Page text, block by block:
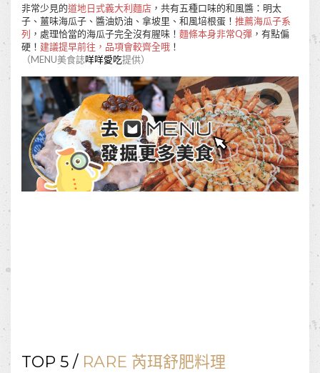
非常少見的道地日式義大利麵店 ，共有五種口味的和風醬：明太
子、薑味海瓜子、醬油奶油、拿坡里、和風培根蛋！ 推薦海瓜子系
列 ，處理恰當的海瓜子完全沒有腥味！ 麵條本身非常Q彈 ，有點偏
硬！ 建議提早前往，品項會較齊全哦 ！
（MENU美食誌咩咩愛吃提供）
TOP 5 / RARE 芮珥舒肥料理